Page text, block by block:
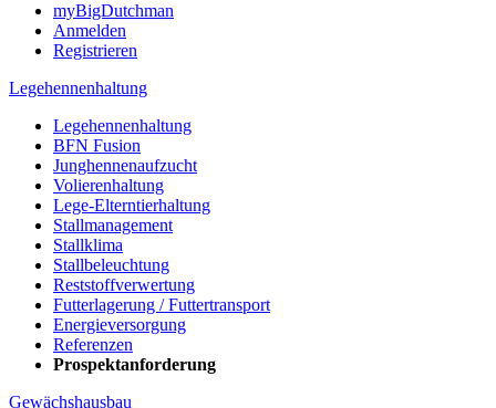
myBigDutchman
Anmelden
Registrieren
Legehennenhaltung
Legehennenhaltung
BFN Fusion
Junghennenaufzucht
Volierenhaltung
Lege-Elterntierhaltung
Stallmanagement
Stallklima
Stallbeleuchtung
Reststoffverwertung
Futterlagerung / Futtertransport
Energieversorgung
Referenzen
Prospektanforderung
Gewächshausbau